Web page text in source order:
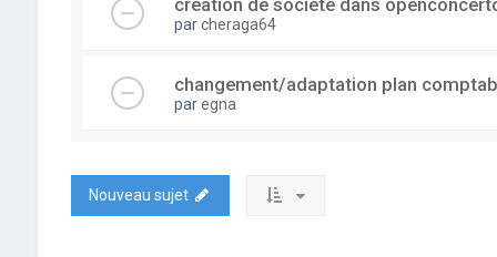
parcheraga64
changement/adaptation plan
paregna
Nouveau sujet